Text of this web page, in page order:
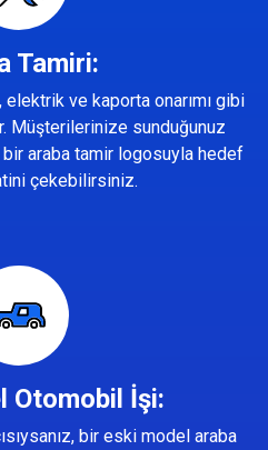
Tamiri:
ve kaporta onarımı gibi
Müşterilerinize sunduğunuz
araba tamir logosuyla hedef
çekebilirsiniz.
Otomobil İşi:
bir eski model araba